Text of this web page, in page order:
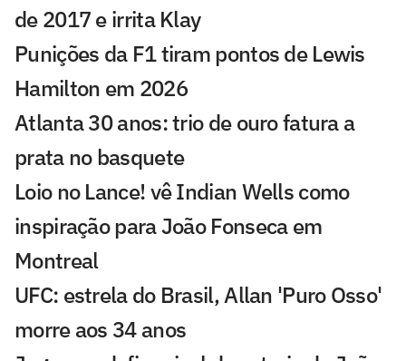
de 2017 e irrita Klay
Punições da F1 tiram pontos de Lewis
Hamilton em 2026
Atlanta 30 anos: trio de ouro fatura a
prata no basquete
Loio no Lance! vê Indian Wells como
inspiração para João Fonseca em
Montreal
UFC: estrela do Brasil, Allan 'Puro Osso'
morre aos 34 anos